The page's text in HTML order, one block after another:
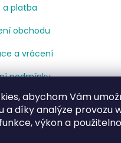
abychom Vám
a díky analýze provozu
výkon a
a platba
obchodu
a vrácení
podmínky
ochrany osobních